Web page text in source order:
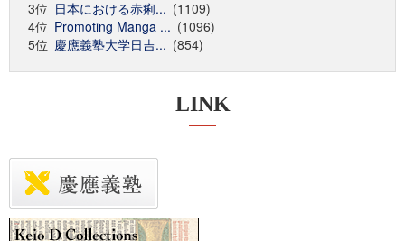
3位 日本における赤痢... (1109)
4位 Promoting Manga ... (1096)
5位 慶應義塾大学日吉... (854)
LINK